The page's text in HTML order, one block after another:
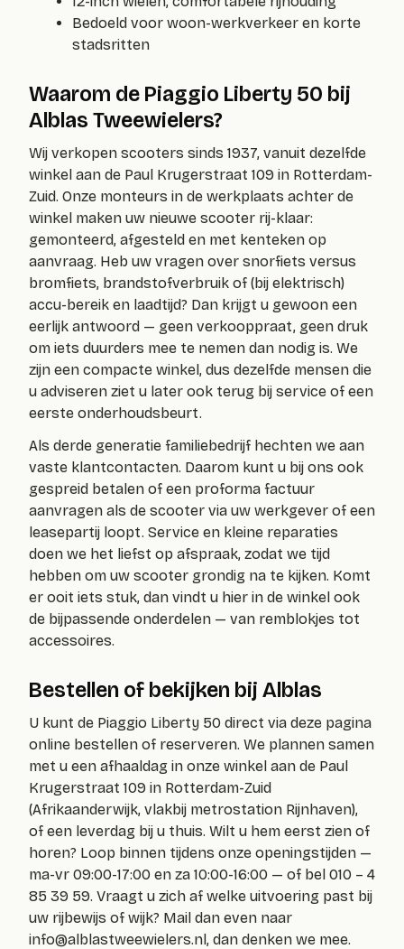
Bedoeld voor woon-werkverkeer en korte
stadsritten
Waarom de Piaggio Liberty 50 bij
Alblas Tweewielers?
Wij verkopen scooters sinds 1937, vanuit dezelfde
winkel aan de Paul Krugerstraat 109 in Rotterdam-
Zuid. Onze monteurs in de werkplaats achter de
winkel maken uw nieuwe scooter rij-klaar:
gemonteerd, afgesteld en met kenteken op
aanvraag. Heb uw vragen over snorfiets versus
bromfiets, brandstofverbruik of (bij elektrisch)
accu-bereik en laadtijd? Dan krijgt u gewoon een
eerlijk antwoord — geen verkooppraat, geen druk
om iets duurders mee te nemen dan nodig is. We
zijn een compacte winkel, dus dezelfde mensen die
u adviseren ziet u later ook terug bij service of een
eerste onderhoudsbeurt.
Als derde generatie familiebedrijf hechten we aan
vaste klantcontacten. Daarom kunt u bij ons ook
gespreid betalen of een proforma factuur
aanvragen als de scooter via uw werkgever of een
leasepartij loopt. Service en kleine reparaties
doen we het liefst op afspraak, zodat we tijd
hebben om uw scooter grondig na te kijken. Komt
er ooit iets stuk, dan vindt u hier in de winkel ook
de bijpassende onderdelen — van remblokjes tot
accessoires.
Bestellen of bekijken bij Alblas
U kunt de Piaggio Liberty 50 direct via deze pagina
online bestellen of reserveren. We plannen samen
met u een afhaaldag in onze winkel aan de Paul
Krugerstraat 109 in Rotterdam-Zuid
(Afrikaanderwijk, vlakbij metrostation Rijnhaven),
of een leverdag bij u thuis. Wilt u hem eerst zien of
horen? Loop binnen tijdens onze openingstijden —
ma-vr 09:00-17:00 en za 10:00-16:00 — of bel 010 – 4
85 39 59. Vraagt u zich af welke uitvoering past bij
uw rijbewijs of wijk? Mail dan even naar
info@alblastweewielers.nl, dan denken we mee.